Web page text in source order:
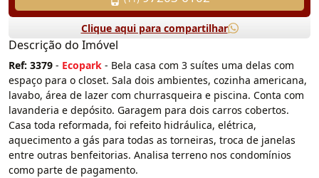
Clique aqui para compartilhar
Descrição do Imóvel
Ref: 3379 - Ecopark - Bela casa com 3 suítes uma delas com
espaço para o closet. Sala dois ambientes, cozinha americana,
lavabo, área de lazer com churrasqueira e piscina. Conta com
lavanderia e depósito. Garagem para dois carros cobertos.
Casa toda reformada, foi refeito hidráulica, elétrica,
aquecimento a gás para todas as torneiras, troca de janelas
entre outras benfeitorias. Analisa terreno nos condomínios
como parte de pagamento.